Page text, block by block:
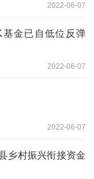
2022-06-07
基金已自低位反弹
2022-06-07
2022-06-07
乡村振兴衔接资金